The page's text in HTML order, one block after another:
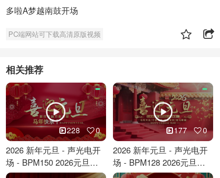
多啦A梦越南鼓开场
PC端网站可下载高清原版视频
相关推荐
228 0
2026 新年元旦 - 声光电开
场 - BPM150 2026元旦跨
年倒计时
177 0
2026 新年元旦 - 声光电开
场 - BPM128 2026元旦马
年